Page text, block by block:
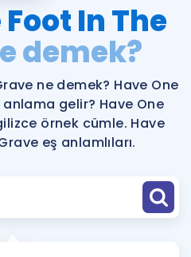
İngilizce Gramer
Kariyer
In The
demek?
ne demek? Have One
gelir? Have One
örnek cümle. Have
eş anlamlıları.